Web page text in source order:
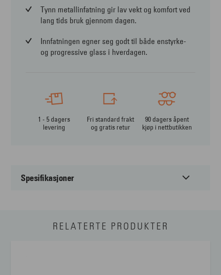
Tynn metallinfatning gir lav vekt og komfort ved
lang tids bruk gjennom dagen.
Innfatningen egner seg godt til både enstyrke-
og progressive glass i hverdagen.
1 - 5 dagers
levering
Fri standard frakt
og gratis retur
90 dagers åpent
kjøp i nettbutikken
Spesifikasjoner
RELATERTE PRODUKTER